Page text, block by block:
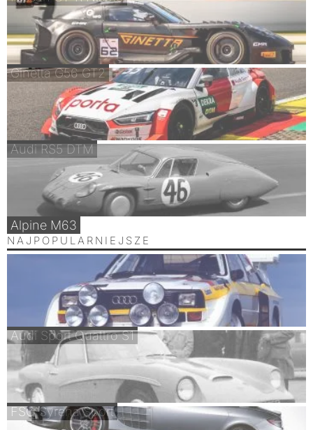
Ginetta G56 GT2
Audi RS5 DTM
Alpine M63
NAJPOPULARNIEJSZE
Audi Sport Quattro S1
FSO Syrena Sport